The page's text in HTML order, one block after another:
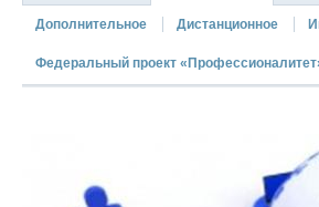
Дополнительное Дистанционное
Федеральный проект